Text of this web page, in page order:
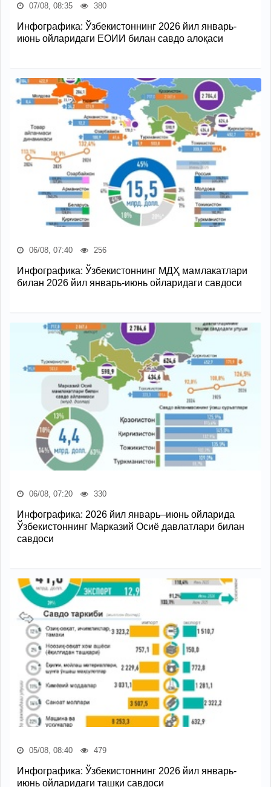
07/08, 08:35 380
Инфографика: Ўзбекистоннинг 2026 йил январь-
июнь ойларидаги ЕОИИ билан савдо алоқаси
06/08, 07:40 256
Инфографика: Ўзбекистоннинг МДҲ мамлакатлари
билан 2026 йил январь-июнь ойларидаги савдоси
06/08, 07:20 330
Инфографика: 2026 йил январь–июнь ойларида
Ўзбекистоннинг Марказий Осиё давлатлари билан
савдоси
05/08, 08:40 479
Инфографика: Ўзбекистоннинг 2026 йил январь-
июнь ойларидаги ташқи савдоси